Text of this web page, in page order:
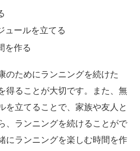
ュールを立てる
を作る
のためにランニングを続けた
得ることが大切です。また、無
を立てることで、家族や友人と
、ランニングを続けることがで
にランニングを楽しむ時間を作